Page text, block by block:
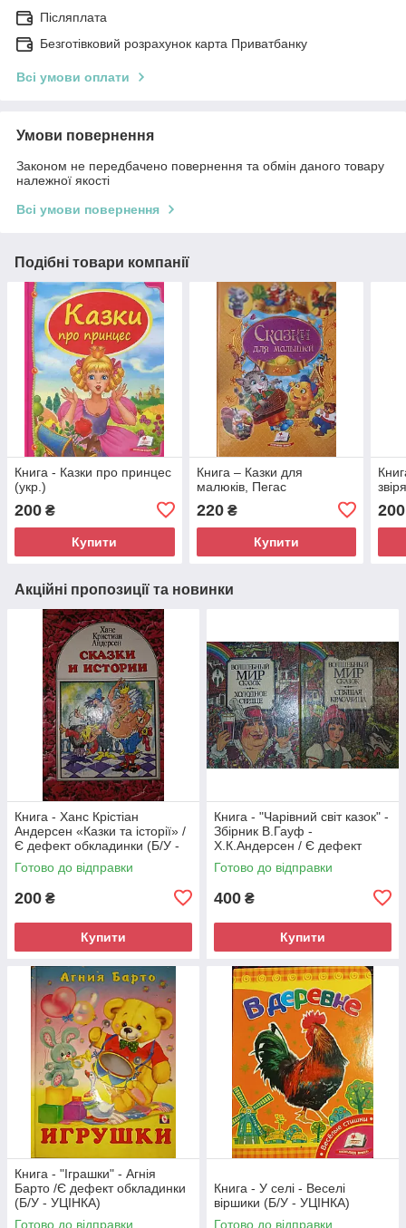
Післяплата
Безготівковий розрахунок карта Приватбанку
Всі умови оплати
Умови повернення
Законом не передбачено повернення та обмін даного товару
належної якості
Всі умови повернення
Подібні товари компанії
Книга - Казки про принцес
(укр.)
200 ₴
Купити
Книга – Казки для
малюків, Пегас
220₴
Купити
200
Акційні пропозиції та новинки
Книга - Ханс Крістіан
Андерсен «Казки та історії» /
Є дефект обкладинки (Б/У -
УЦІНКА)
Готово до відправки
200 ₴
Купити
Книга - "Чарівний світ казок" -
Збірник В.Гауф -
Х.К.Андерсен / Є дефект
обкладинки (Б/У - УЦІНКА)
Готово до відправки
400 ₴
Купити
Книга - "Іграшки" - Агнія
Барто /Є дефект обкладинки
(Б/У - УЦІНКА)
Готово до відправки
Книга - У селі - Веселі
віршики (Б/У - УЦІНКА)
Готово до відправки